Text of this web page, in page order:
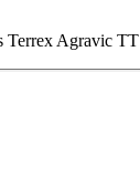
Terrex Agravic TT